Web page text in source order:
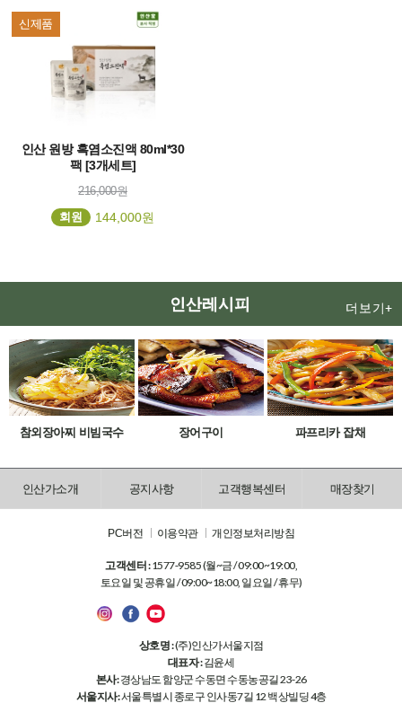
신제품
인산 원방 흑염소진액 80ml*30
팩 [3개세트]
216,000원
회원
144,000원
인산레시피 더보기+
참외장아찌 비빔국수 장어구이 파프리카 잡채
인산가소개 공지사항 고객행복센터 매장찾기
PC버전 이용약관 개인정보처리방침
고객센터 :1577-9585 (월~금 / 09:00~19:00,
토요일 및 공휴일 / 09:00~18:00, 일요일 / 휴무)
상호명 :(주)인산가서울지점
대표자 :김윤세
본사:경상남도 함양군 수동면 수동농공길 23-26
서울지사:서울특별시 종로구 인사동7길 12 백상빌딩 4층